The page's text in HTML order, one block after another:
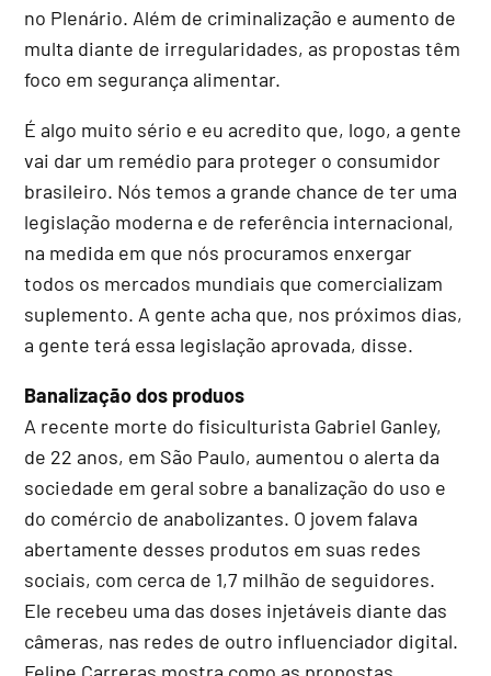
no Plenário. Além de criminalização e aumento de
multa diante de irregularidades, as propostas têm
foco em segurança alimentar.
É algo muito sério e eu acredito que, logo, a gente
vai dar um remédio para proteger o consumidor
brasileiro. Nós temos a grande chance de ter uma
legislação moderna e de referência internacional,
na medida em que nós procuramos enxergar
todos os mercados mundiais que comercializam
suplemento. A gente acha que, nos próximos dias,
a gente terá essa legislação aprovada, disse.
Banalização dos produos
A recente morte do fisiculturista Gabriel Ganley,
de 22 anos, em São Paulo, aumentou o alerta da
sociedade em geral sobre a banalização do uso e
do comércio de anabolizantes. O jovem falava
abertamente desses produtos em suas redes
sociais, com cerca de 1,7 milhão de seguidores.
Ele recebeu uma das doses injetáveis diante das
câmeras, nas redes de outro influenciador digital.